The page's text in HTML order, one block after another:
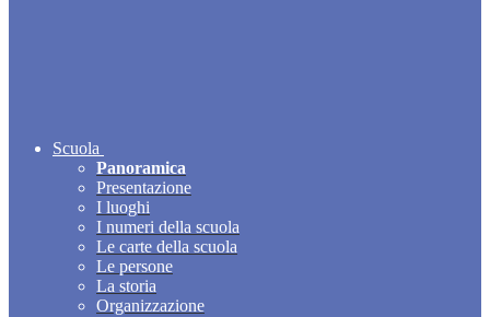
Scuola
Panoramica
Presentazione
I luoghi
I numeri della scuola
Le carte della scuola
Le persone
La storia
Organizzazione